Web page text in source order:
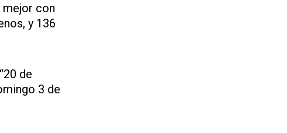
mejor con
y 136
de
3 de